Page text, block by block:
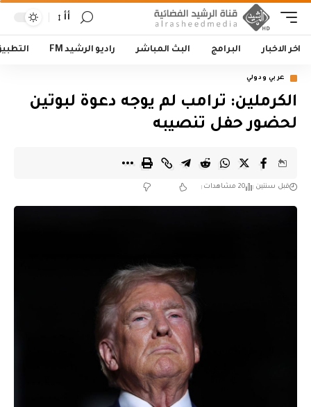
أأ
اخر الاخبار البرامج البث المباشر راديو الرشيد FM
عربي ودولي
الكرملين: ترامب لم يوجه دعوة لبوتين
لحضور حفل تنصيبه
قبل سنتين 20 مشاهدات